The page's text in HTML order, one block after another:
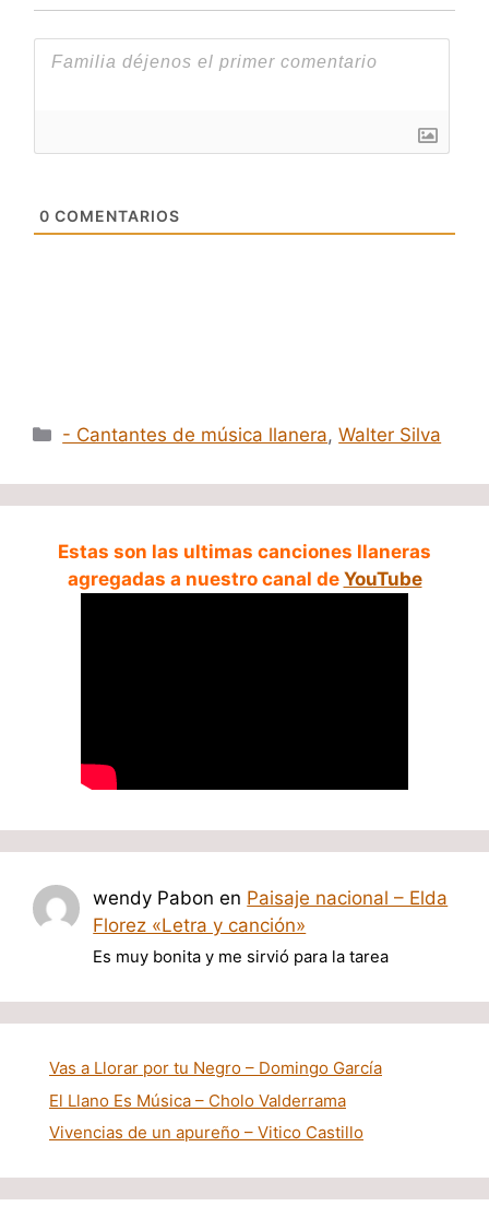
0 COMENTARIOS
Categorías
- Cantantes de música llanera,Walter Silva
Estas son las ultimas canciones llaneras
agregadas a nuestro canal de YouTube
wendy Pabon en Paisaje nacional – Elda
Florez «Letra y canción»
Es muy bonita y me sirvió para la tarea
Vas a Llorar por tu Negro – Domingo García
El Llano Es Música – Cholo Valderrama
Vivencias de un apureño – Vitico Castillo